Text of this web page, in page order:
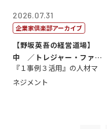
2026.07.31
企業家倶楽部アーカイブ
【野坂英吾の経営道場】
中 ／トレジャー・ファク
トリー社長野坂...
『１事例３活用』の人材マ
ネジメント